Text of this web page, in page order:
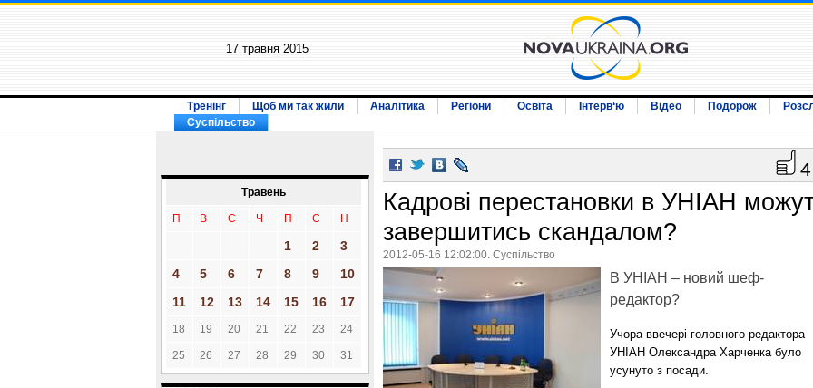
17 травня 2015
Тренінг Щоб ми так жили Аналітика Регіони Освіта Інтерв‘ю Відео Подорож
Суспільство
Травень
П В С Ч П С Н
1 2
3
4
5 6 7 8 9
10
11
12 13 14 15 16 17
18 19 20 21 22 23 24
25 26 27 28 29 30 31
4
Кадрові перестановки в УНІАН
завершитись скандалом?
2012-05-16 12:02:00. Суспільство
В УНІАН – новий шеф-
редактор?
Учора ввечері головного редактора
УНІАН Олександра Харченка було
усунуто з посади.